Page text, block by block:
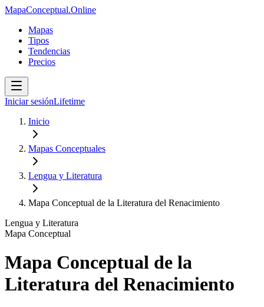
MapaConceptual.Online
Mapas
Tipos
Tendencias
Precios
Iniciar sesiónLifetime
Inicio
Mapas Conceptuales
Lengua y Literatura
Mapa Conceptual de la Literatura del Renacimiento
Lengua y Literatura
Mapa Conceptual
Mapa Conceptual de la
Literatura del Renacimiento